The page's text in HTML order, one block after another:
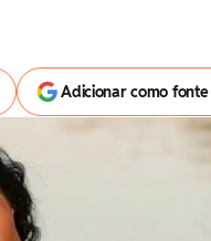
Adicionar como